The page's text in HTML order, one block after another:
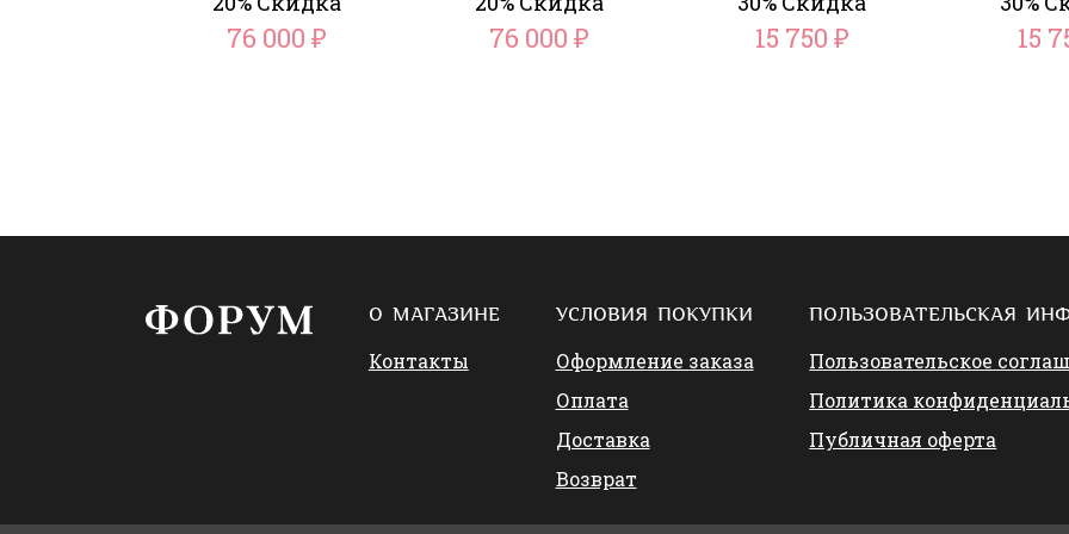
76 000 ₽ 76 000 ₽ 15 750 ₽ 15
О МАГАЗИНЕ
Контакты
УСЛОВИЯ ПОКУПКИ
Оформление заказа
Оплата
Доставка
Возврат
ПОЛЬЗОВАТЕЛЬСКАЯ
Пользовательское
Политика
Публичная оферта